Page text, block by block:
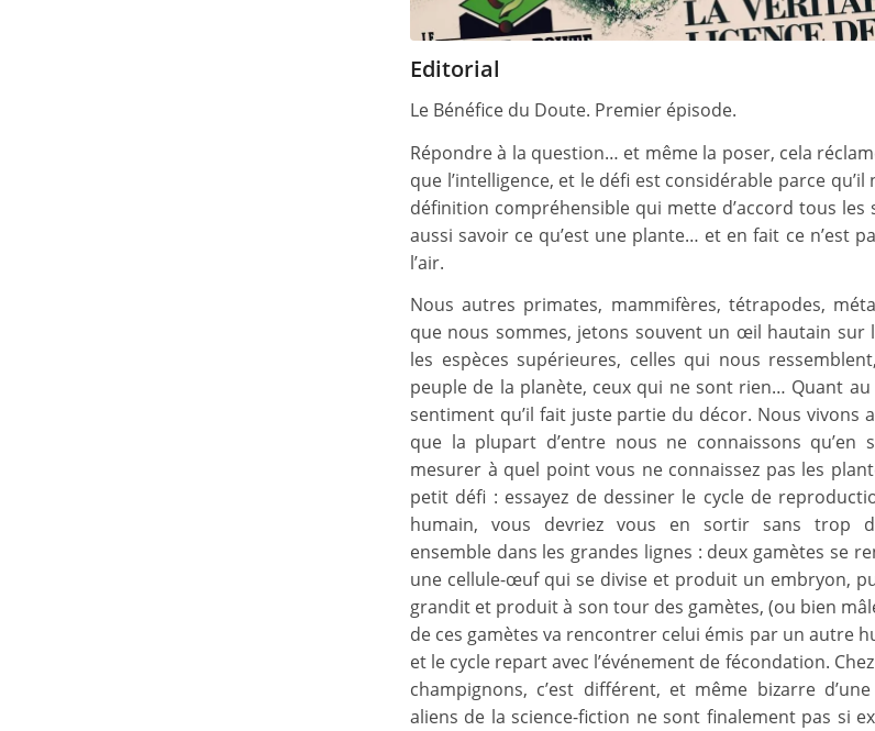
Editorial
Le Bénéfice du Doute. Premier épisode.
Répondre à la question… et même la poser, cela
que l’intelligence, et le défi est considérable parce qu’il
définition compréhensible qui mette d’accord tous les
aussi savoir ce qu’est une plante… et en fait ce n’est
l’air.
Nous autres primates, mammifères, tétrapodes,
que nous sommes, jetons souvent un œil hautain sur
les espèces supérieures, celles qui nous
peuple de la planète, ceux qui ne sont rien… Quant
sentiment qu’il fait juste partie du décor. Nous vivons
que la plupart d’entre nous ne connaissons qu’en
mesurer à quel point vous ne connaissez pas les
petit défi : essayez de dessiner le cycle de
humain, vous devriez vous en sortir sans trop
ensemble dans les grandes lignes : deux gamètes se
une cellule-œuf qui se divise et produit un embryon,
grandit et produit à son tour des gamètes, (ou bien
de ces gamètes va rencontrer celui émis par un autre
et le cycle repart avec l’événement de fécondation.
champignons, c’est différent, et même bizarre
aliens de la science-fiction ne sont finalement pas si